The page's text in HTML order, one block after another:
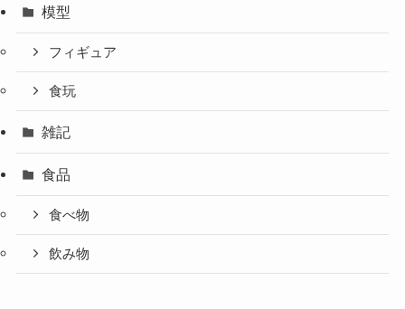
模型
フィギュア
食玩
雑記
食品
食べ物
飲み物